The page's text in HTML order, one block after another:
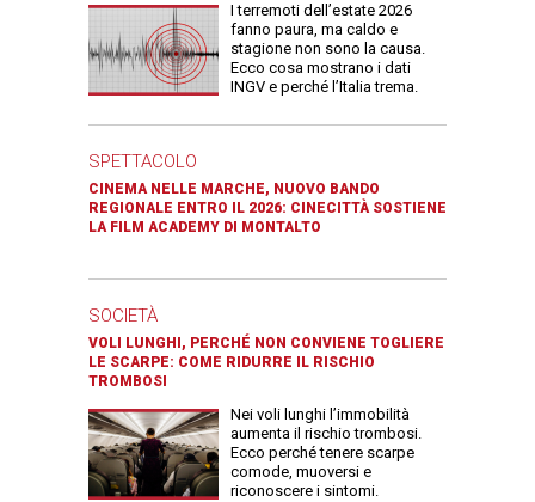
I terremoti dell’estate 2026
fanno paura, ma caldo e
stagione non sono la causa.
Ecco cosa mostrano i dati
INGV e perché l’Italia trema.
SPETTACOLO
CINEMA NELLE MARCHE, NUOVO BANDO
REGIONALE ENTRO IL 2026: CINECITTÀ SOSTIENE
LA FILM ACADEMY DI MONTALTO
SOCIETÀ
VOLI LUNGHI, PERCHÉ NON CONVIENE TOGLIERE
LE SCARPE: COME RIDURRE IL RISCHIO
TROMBOSI
Nei voli lunghi l’immobilità
aumenta il rischio trombosi.
Ecco perché tenere scarpe
comode, muoversi e
riconoscere i sintomi.